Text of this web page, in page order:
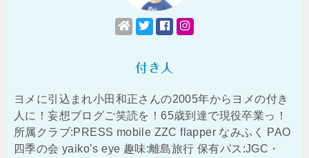
付き人
ヨメに引込まれ小田和正さんの2005年からヨメの付き
人に！妄想ブログご笑読を！65歳到達で現役卒業っ！
所属クラブ:PRESS mobile ZZC flapper なみふく PAO
四季の会 yaiko’s eye 趣味:離島旅行 保有パス:JGC・